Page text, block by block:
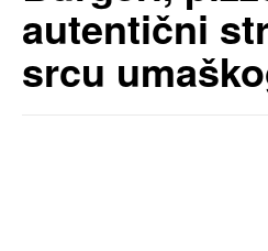
autentični
srcu